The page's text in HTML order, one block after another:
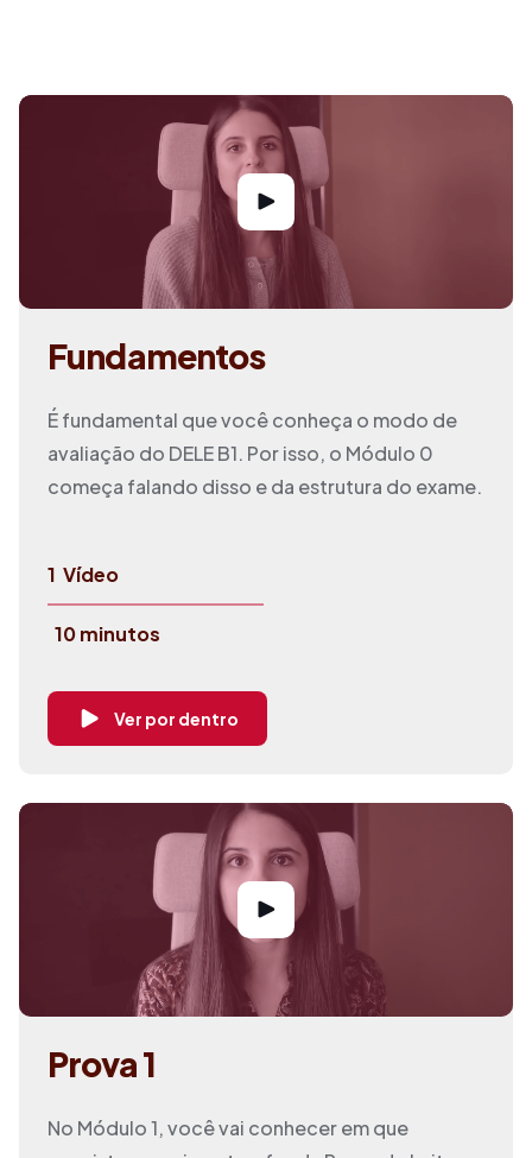
Fundamentos
É fundamental que você conheça o modo de
avaliação do DELE B1. Por isso, o Módulo 0
começa falando disso e da estrutura do exame.
1 Vídeo
10 minutos
Ver por dentro
Prova 1
No Módulo 1, você vai conhecer em que